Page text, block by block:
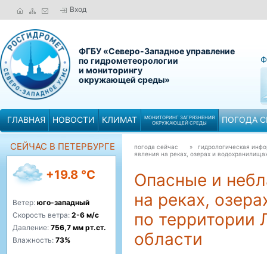
Вход
ФГБУ «Северо-Западное управление
по гидрометеорологии
и мониторингу
окружающей среды»
ГЛАВНАЯ НОВОСТИ КЛИМАТ
МОНИТОРИНГ ЗАГРЯЗНЕНИЯ
ОКРУЖАЮЩЕЙ СРЕДЫ
ПОГОДА
СЕЙЧАС В ПЕТЕРБУРГЕ
+19.8 °C
Ветер: юго-западный
Скорость ветра: 2-6 м/с
Давление: 756,7 мм рт.ст.
Влажность: 73%
погода сейчас
» гидрологическая
явления на реках, озерах и
Опасные и
на реках,
по территории
области